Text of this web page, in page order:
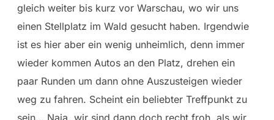
gleich weiter bis kurz vor Warschau, wo wir uns
einen Stellplatz im Wald gesucht haben. Irgendwie
ist es hier aber ein wenig unheimlich, denn immer
wieder kommen Autos an den Platz, drehen ein
paar Runden um dann ohne Auszusteigen wieder
weg zu fahren. Scheint ein beliebter Treffpunkt zu